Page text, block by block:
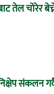
तेल चोरेर
संकलन